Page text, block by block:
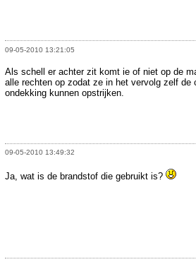
09-05-2010 13:21:05
Als schell er achter zit komt ie of niet op de
alle rechten op zodat ze in het vervolg zelf de
ondekking kunnen opstrijken.
09-05-2010 13:49:32
Ja, wat is de brandstof die gebruikt is?